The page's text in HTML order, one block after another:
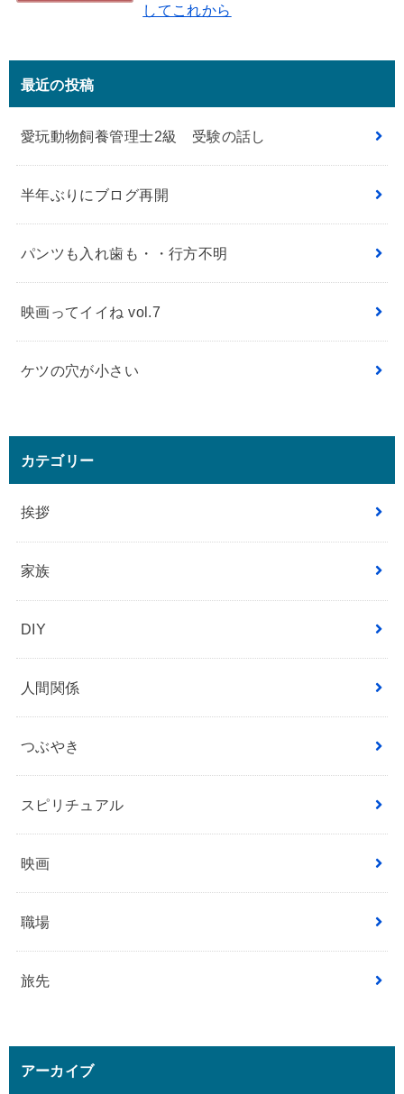
してこれから
最近の投稿
愛玩動物飼養管理士2級 受験の話し
半年ぶりにブログ再開
パンツも入れ歯も・・行方不明
映画ってイイね vol.7
ケツの穴が小さい
カテゴリー
挨拶
家族
DIY
人間関係
つぶやき
スピリチュアル
映画
職場
旅先
アーカイブ